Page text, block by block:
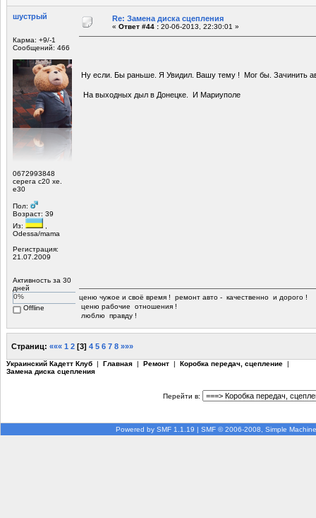
шустрый
Карма: +9/-1
Сообщений: 466
0672993848
серега с20 xe.
е30
Пол:
Возраст: 39
Из:
Odessa/mama
Регистрация:
21.07.2009
Активность за 30
дней
0%
Offline
Re: Замена диска сцепления
« Ответ #44 : 20-06-2013, 22:30:01 »
Ну если. Бы раньше. Я Увидил. Вашу тему ! Мог бы. Зачинить
На выходных дыл в Донецке. И Мариуполе
ценю чужое и своё время ! ремонт авто - качественно и дорого !
ценю рабочие отношения !
люблю правду !
Страниц: ««« 1 2 [3] 4 5 6 7 8 »»»
Украинский Кадетт Клуб | Главная | Ремонт | Коробка передач, сцепление |
Замена диска сцепления
Перейти в:
Powered by SMF 1.1.19 | SMF © 2006-2008, Simple